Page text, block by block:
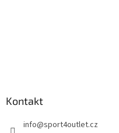
Kontakt
info@sport4outlet.cz